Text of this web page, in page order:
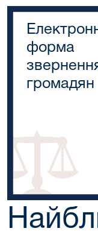
форма
громадян